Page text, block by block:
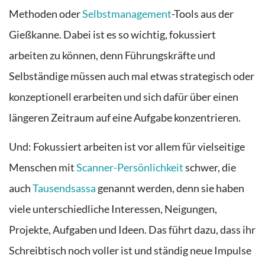
Methoden oderSelbstmanagement-Tools aus der
Gießkanne. Dabei istes so wichtig, fokussiert
arbeiten zu können, denn Führungskräfte und
Selbständige müssen auch mal etwas strategisch oder
konzeptionell erarbeiten und sichdafür über einen
längeren Zeitraumauf eine Aufgabe konzentrieren.
Und: Fokussiert arbeiten ist vor allem für vielseitige
Menschen mitScanner-Persönlichkeitschwer, die
auchTausendsassagenannt werden, denn sie haben
viele unterschiedliche Interessen, Neigungen,
Projekte, Aufgaben und Ideen. Das führt dazu, dass ihr
Schreibtisch noch voller ist und ständig neue Impulse